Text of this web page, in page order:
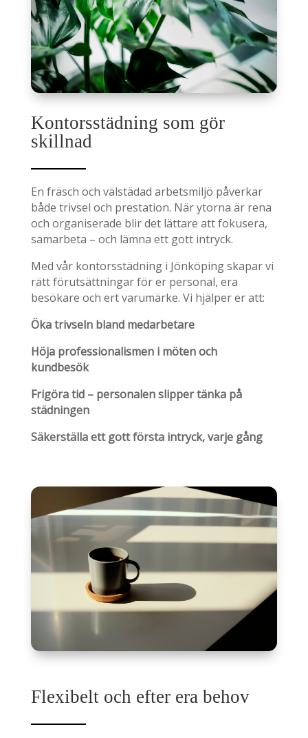
Kontorsstädning som gör
skillnad
En fräsch och välstädad arbetsmiljö påverkar
både trivsel och prestation. När ytorna är rena
och organiserade blir det lättare att fokusera,
samarbeta – och lämna ett gott intryck.
Med vår kontorsstädning i Jönköping skapar vi
rätt förutsättningar för er personal, era
besökare och ert varumärke. Vi hjälper er att:
Öka trivseln bland medarbetare
Höja professionalismen i möten och
kundbesök
Frigöra tid – personalen slipper tänka på
städningen
Säkerställa ett gott första intryck, varje gång
Flexibelt och efter era behov